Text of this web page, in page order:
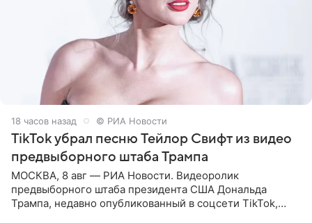
18 часов назад © РИА Новости
TikTok убрал песню Тейлор Свифт из видео
предвыборного штаба Трампа
МОСКВА, 8 авг — РИА Новости. Видеоролик
предвыборного штаба президента США Дональда
Трампа, недавно опубликованный в соцсети TikTok,